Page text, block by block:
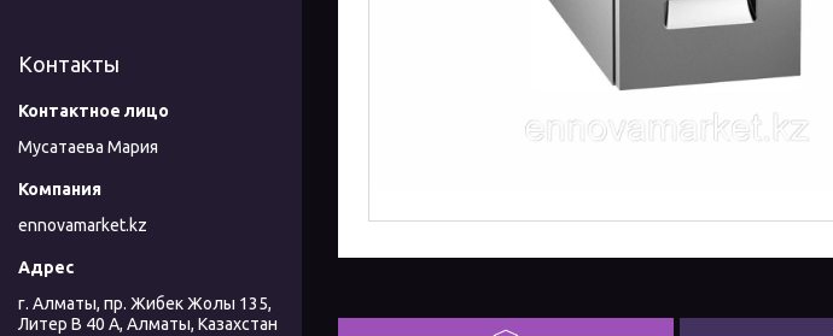
Контакты
Мусатаева Мария
ennovamarket.kz
г. Алматы, пр. Жибек Жолы 135,
Литер В 40 А, Алматы, Казахстан